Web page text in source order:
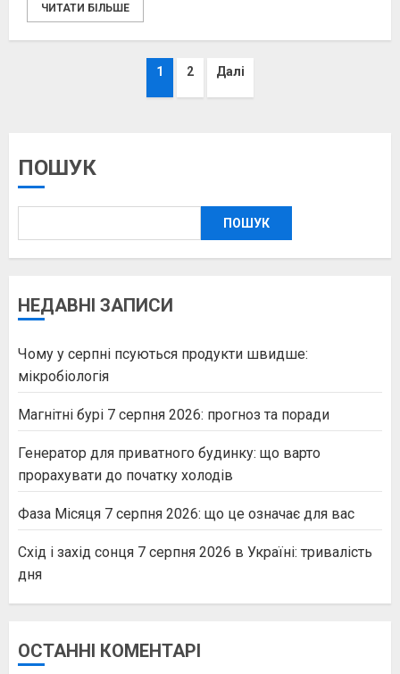
ЧИТАТИ БІЛЬШЕ
Пагінація
1 2 Далі
ПОШУК
ПОШУК
НЕДАВНІ ЗАПИСИ
Чому у серпні псуються продукти швидше:
мікробіологія
Магнітні бурі 7 серпня 2026: прогноз та поради
Генератор для приватного будинку: що варто
прорахувати до початку холодів
Фаза Місяця 7 серпня 2026: що це означає для вас
Схід і захід сонця 7 серпня 2026 в Україні: тривалість
дня
ОСТАННІ КОМЕНТАРІ